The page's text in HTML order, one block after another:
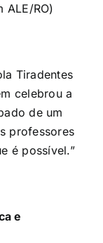
ALE/RO)
Tiradentes
celebrou a
de um
professores
é possível.”
e